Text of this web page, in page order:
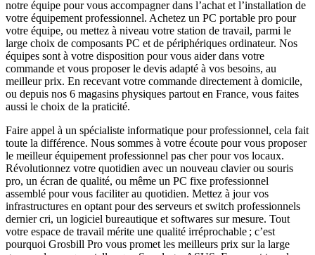
notre équipe pour vous accompagner dans l’achat et l’installation de
votre équipement professionnel. Achetez un PC portable pro pour
votre équipe, ou mettez à niveau votre station de travail, parmi le
large choix de composants PC et de périphériques ordinateur. Nos
équipes sont à votre disposition pour vous aider dans votre
commande et vous proposer le devis adapté à vos besoins, au
meilleur prix. En recevant votre commande directement à domicile,
ou depuis nos 6 magasins physiques partout en France, vous faites
aussi le choix de la praticité.
Faire appel à un spécialiste informatique pour professionnel, cela fait
toute la différence. Nous sommes à votre écoute pour vous proposer
le meilleur équipement professionnel pas cher pour vos locaux.
Révolutionnez votre quotidien avec un nouveau clavier ou souris
pro, un écran de qualité, ou même un PC fixe professionnel
assemblé pour vous faciliter au quotidien. Mettez à jour vos
infrastructures en optant pour des serveurs et switch professionnels
dernier cri, un logiciel bureautique et softwares sur mesure. Tout
votre espace de travail mérite une qualité irréprochable ; c’est
pourquoi Grosbill Pro vous promet les meilleurs prix sur la large